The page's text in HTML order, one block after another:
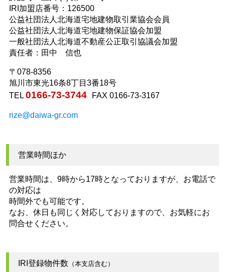
IRI加盟店番号：126500
公益社団法人北海道宅地建物取引業協会会員
公益社団法人北海道宅地建物保証協会加盟
一般社団法人北海道不動産公正取引協議会加盟
責任者：田中 信也
〒078-8356
旭川市東光16条8丁目3番18号
TEL 0166-73-3744 FAX 0166-73-3167
rize@daiwa-gr.com
営業時間ほか
営業時間は、9時から17時となっておりますが、お電話で
の対応は
時間外でも可能です。
なお、休日も同じく対応しておりますので、お気軽にお
問合せください。
IRI登録物件数 （本支店含む）